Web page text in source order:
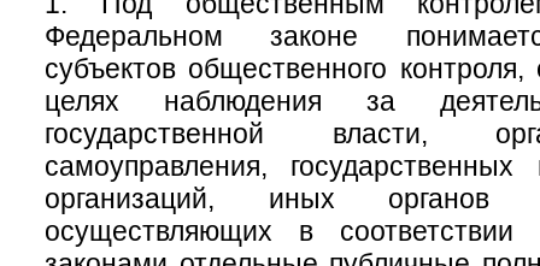
Федеральном законе
субъектов общественного
целях наблюдения за
государственной власти,
самоуправления,
организаций, иных органов
осуществляющих в